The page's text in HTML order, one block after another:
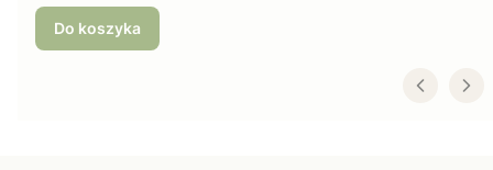
Do koszyka